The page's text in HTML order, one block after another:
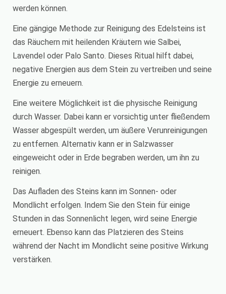
werden können.
Eine gängige Methode zur Reinigung des Edelsteins ist
das Räuchern mit heilenden Kräutern wie Salbei,
Lavendel oder Palo Santo. Dieses Ritual hilft dabei,
negative Energien aus dem Stein zu vertreiben und seine
Energie zu erneuern.
Eine weitere Möglichkeit ist die physische Reinigung
durch Wasser. Dabei kann er vorsichtig unter fließendem
Wasser abgespült werden, um äußere Verunreinigungen
zu entfernen. Alternativ kann er in Salzwasser
eingeweicht oder in Erde begraben werden, um ihn zu
reinigen.
Das Aufladen des Steins kann im Sonnen- oder
Mondlicht erfolgen. Indem Sie den Stein für einige
Stunden in das Sonnenlicht legen, wird seine Energie
erneuert. Ebenso kann das Platzieren des Steins
während der Nacht im Mondlicht seine positive Wirkung
verstärken.